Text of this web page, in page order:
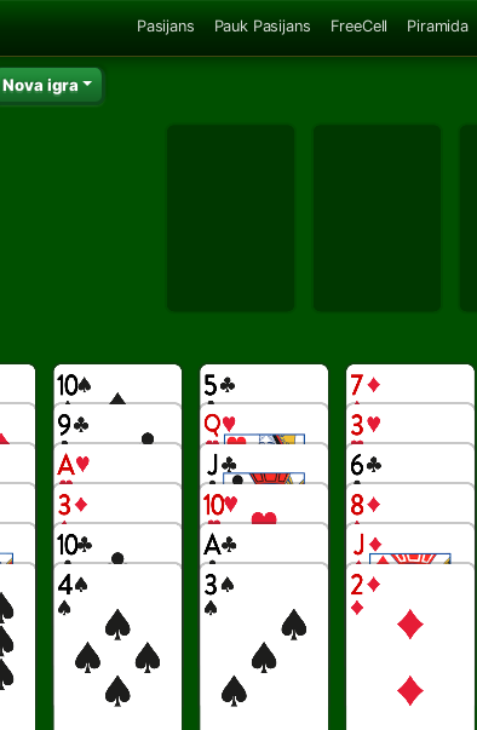
Pasijans Pauk Pasijans FreeCell Piramida
Nova igra